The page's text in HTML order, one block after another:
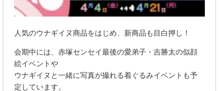
人気のウナギイヌ商品をはじめ、新商品も目白押し！
会期中には、赤塚センセイ最後の愛弟子・吉勝太の似顔
絵イベントや
ウナギイヌと一緒に写真が撮れる着ぐるみイベントも予
定しています。